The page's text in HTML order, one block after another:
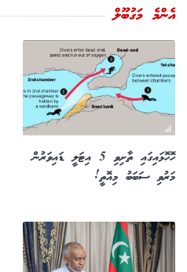
އެންމެ މަގުބޫލް
ހޮހޮޅައިގައި ތާށިވި 5 އިޓަލީ ޑައިވަރުން
މަރުވި ސަބަބު މިއޮތީ!